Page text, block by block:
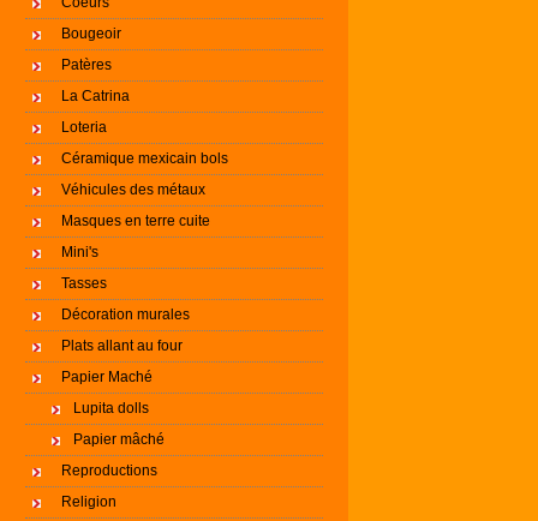
Bougeoir
Patères
La Catrina
Loteria
Céramique mexicain bols
Véhicules des métaux
Masques en terre cuite
Mini's
Tasses
Décoration murales
Plats allant au four
Papier Maché
Lupita dolls
Papier mâché
Reproductions
Religion